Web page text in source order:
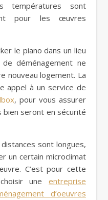
sont
pour les œuvres
le piano dans un lieu
déménagement ne
nouveau logement. La
appel à un service de
, pour vous assurer
seront en sécurité
sont longues,
un certain microclimat
C’est pour cette
une entreprise
d’oeuvres